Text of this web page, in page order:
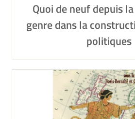
Quoi de neuf depuis
genre dans la
politiques